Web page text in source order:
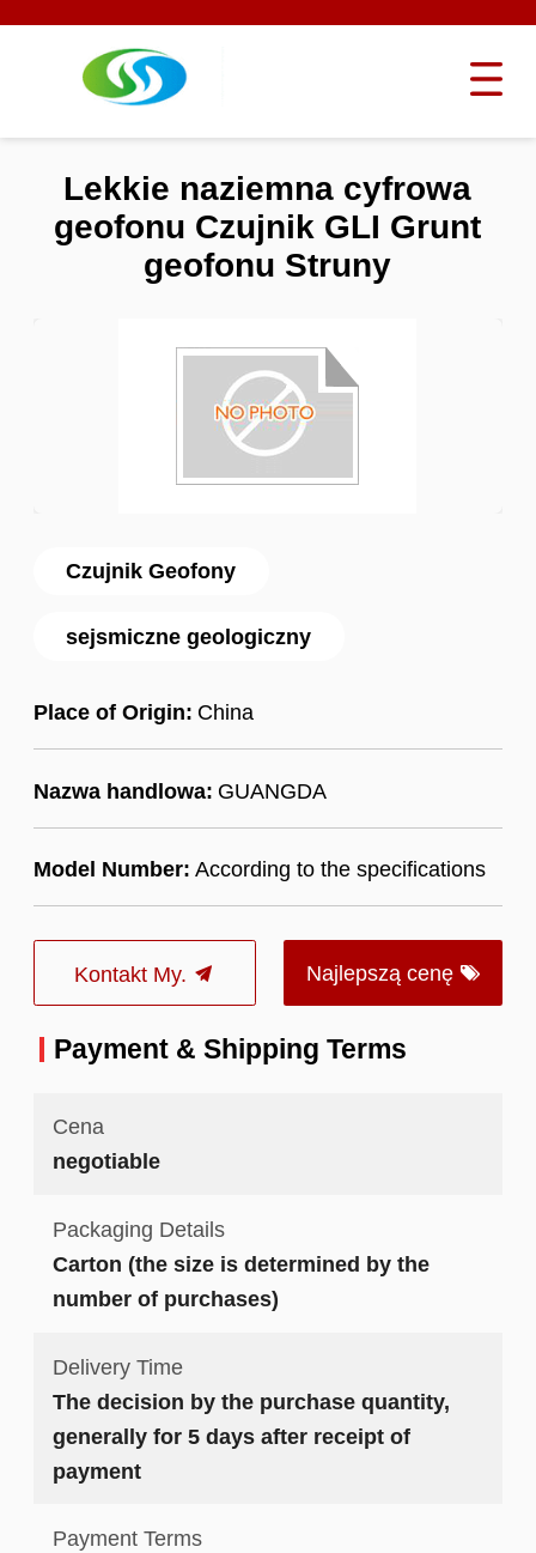
Czujnik Geofony
sejsmiczne geologiczny
Place of Origin: China
Nazwa handlowa: GUANGDA
Model Number: According to the specifications
Kontakt My. Najlepszą cenę
Lekkie naziemna cyfrowa
geofonu Czujnik GLI Grunt
geofonu Struny
Payment & Shipping Terms
Cena
negotiable
Packaging Details
Carton (the size is determined by the
number of purchases)
Delivery Time
The decision by the purchase quantity,
generally for 5 days after receipt of
payment
Payment Terms